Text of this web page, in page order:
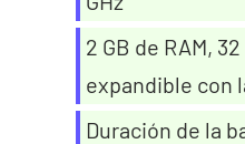
2 GB de RAM,
expandible con
Duración de la